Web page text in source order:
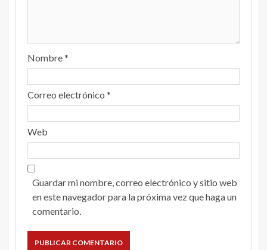
Nombre*
Correo electrónico *
Web
Guardar mi nombre, correo electrónico y sitio web
en este navegador para la próxima vez que haga un
comentario.